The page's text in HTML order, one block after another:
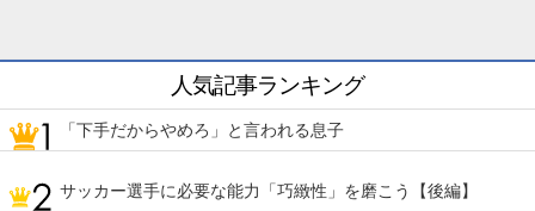
人気記事ランキング
「下手だからやめろ」と言われる息子
サッカー選手に必要な能力「巧緻性」を磨こう【後編】